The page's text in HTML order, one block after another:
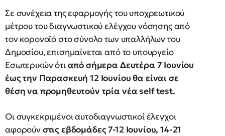
Σε συνέχεια της εφαρμογής του υποχρεωτικού
μέτρου του διαγνωστικού ελέγχου νόσησης από
τον κορονοϊό στο σύνολο των υπαλλήλων του
Δημοσίου, επισημαίνεται από το υπουργείο
Εσωτερικών ότιαπό σήμερα Δευτέρα 7 Ιουνίου
έως την Παρασκευή 12 Ιουνίου θα είναι σε
θέση να προμηθευτούν τρία νέα self test.
Οι συγκεκριμένοι αυτοδιαγνωστικοί έλεγχοι
αφορούνστις εβδομάδες 7-12 Ιουνίου, 14-21